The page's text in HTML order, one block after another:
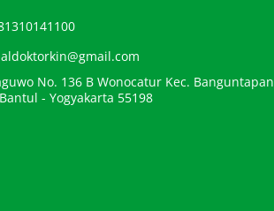
No. 136 B Wonocatur Kec. Banguntapan
- Yogyakarta 55198